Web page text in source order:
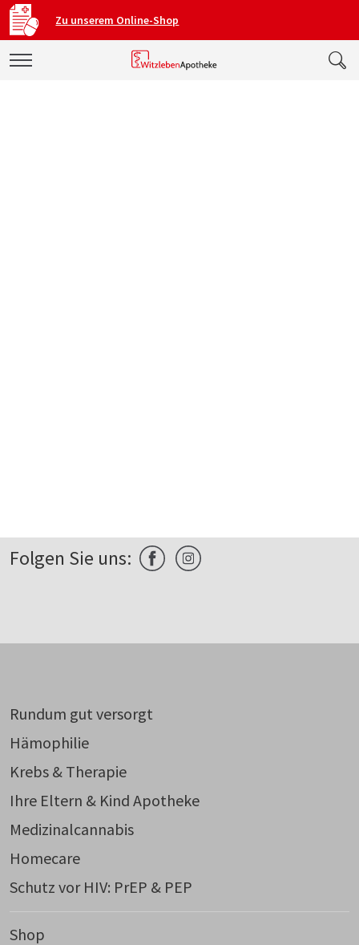
Zu unserem Online-Shop
Folgen Sie uns:
Rundum gut versorgt
Hämophilie
Krebs & Therapie
Ihre Eltern & Kind Apotheke
Medizinalcannabis
Homecare
Schutz vor HIV: PrEP & PEP
Shop